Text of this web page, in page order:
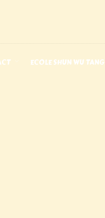
ECOLE SHUN WU TANG